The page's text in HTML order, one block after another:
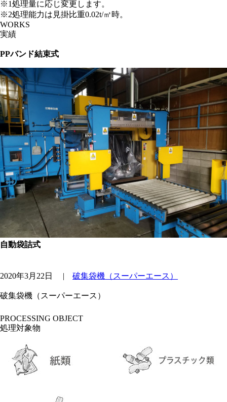
※1処理量に応じ変更します。
※2処理能力は見掛比重0.02t/㎥時。
WORKS
実績
PPバンド結束式
自動袋詰式
2020年3月22日 | 破集袋機（スーパーエース）
破集袋機（スーパーエース）
PROCESSING OBJECT
処理対象物